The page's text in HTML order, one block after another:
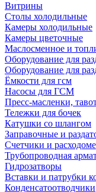
Витрины
Столы холодильные
Камеры холодильные
Камеры цветочные
Маслосменное и
Оборудование для
Оборудование для
Ёмкости для гсм
Насосы для ГСМ
Пресс-масленки,
Тележки для бочек
Катушки со шлангом
Заправочные и
Счетчики и
Трубопроводная
Гидрозатворы
Вставки и патрубки
Конденсатоотводчики